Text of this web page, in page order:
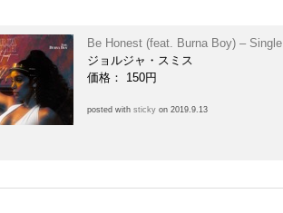
Be Honest (feat. Burna Boy) – Single
ジョルジャ・スミス
価格： 150円
posted withsticky on 2019.9.13